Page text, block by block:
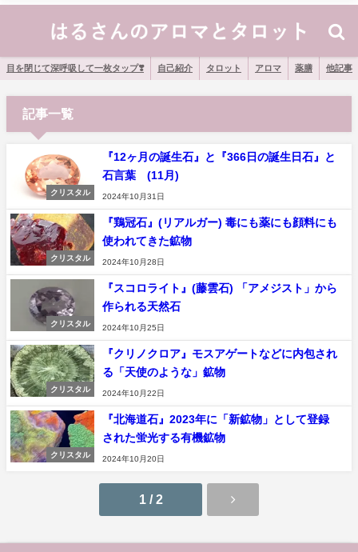
目を閉じて深呼吸して一枚タップ❣️ 自己紹介 タロット アロマ 薬膳 他記事
記事一覧
クリスタル
『12ヶ月の誕生石』と『366日の誕生日石』と
石言葉 (11月)
2024年10月31日
クリスタル
『鶏冠石』(リアルガー) 毒にも薬にも顔料にも
使われてきた鉱物
2024年10月28日
クリスタル
『スコロライト』(藤雲石) 「アメジスト」から
作られる天然石
2024年10月25日
クリスタル
『クリノクロア』モスアゲートなどに内包され
る「天使のような」鉱物
2024年10月22日
クリスタル
『北海道石』2023年に「新鉱物」として登録
された蛍光する有機鉱物
2024年10月20日
1 / 2